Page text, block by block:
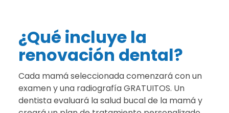
¿Qué incluye la
renovación dental?
Cada mamá seleccionada comenzará con un
examen y una radiografía GRATUITOS. Un
dentista evaluará la salud bucal de la mamá y